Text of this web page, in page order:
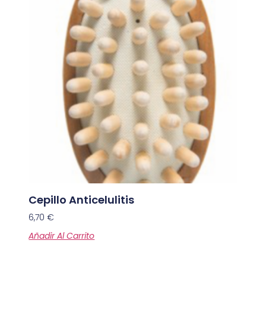
Cepillo Anticelulitis
6,70€
Añadir Al Carrito